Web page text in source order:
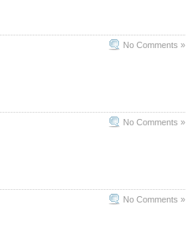
No Comments »
No Comments »
No Comments »